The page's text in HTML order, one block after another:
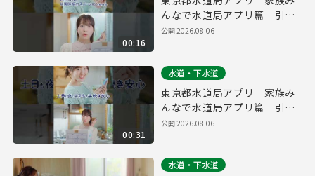
00:16
んなで水道局アプリ篇 引っ
越し・防災 縦ver.（１５
公開2026.08.06
00:31
水道・下水道
東京都水道局アプリ 家族み
んなで水道局アプリ篇 引っ
越し・防災 縦ver.（３０
公開2026.08.06
水道・下水道